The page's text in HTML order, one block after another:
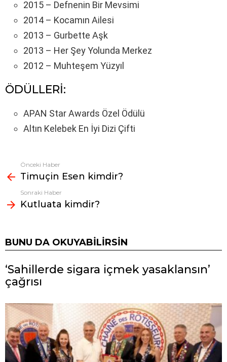
2015 – Defnenin Bir Mevsimi
2014 – Kocamın Ailesi
2013 – Gurbette Aşk
2013 – Her Şey Yolunda Merkez
2012 – Muhteşem Yüzyıl
ÖDÜLLERİ:
APAN Star Awards Özel Ödülü
Altın Kelebek En İyi Dizi Çifti
Fazlasına
bak
Önceki Haber
Timuçin Esen kimdir?
Sonraki Haber
Kutluata kimdir?
BUNU DA OKUYABILIRSIN
‘Sahillerde sigara içmek yasaklansın’
çağrısı